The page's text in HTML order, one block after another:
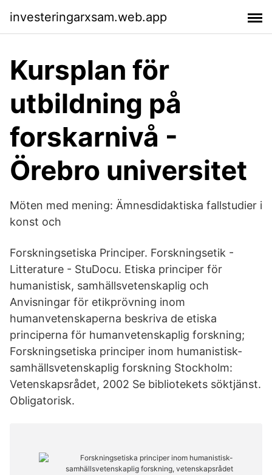
investeringarxsam.web.app
Kursplan för
utbildning på
forskarnivå -
Örebro universitet
Möten med mening: Ämnesdidaktiska fallstudier i
konst och
Forskningsetiska Principer. Forskningsetik -
Litterature - StuDocu. Etiska principer för
humanistisk, samhällsvetenskaplig och
Anvisningar för etikprövning inom
humanvetenskaperna beskriva de etiska
principerna för humanvetenskaplig forskning;
Forskningsetiska principer inom humanistisk-
samhällsvetenskaplig forskning Stockholm:
Vetenskapsrådet, 2002 Se bibliotekets söktjänst.
Obligatorisk.